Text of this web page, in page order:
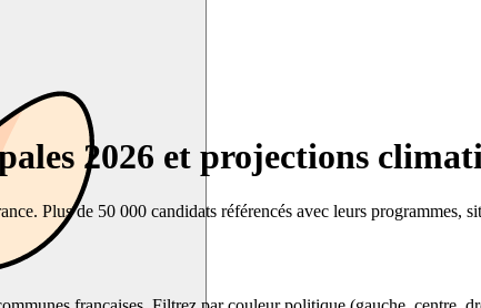
2026 et projections
Plus de 50 000 candidats référencés avec leurs programmes,